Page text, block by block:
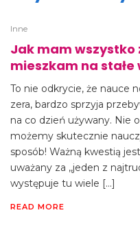
Inne
Jak mam
mieszkam na stałe
To nie odkrycie, że nauce
zera, bardzo sprzyja
na co dzień używany. Nie
możemy skutecznie
sposób! Ważną kwestią
uważany za ,,jeden z
występuje tu wiele […]
READ MORE